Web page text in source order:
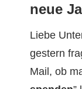
Aachener
neue
Liebe
gestern
Mail, ob